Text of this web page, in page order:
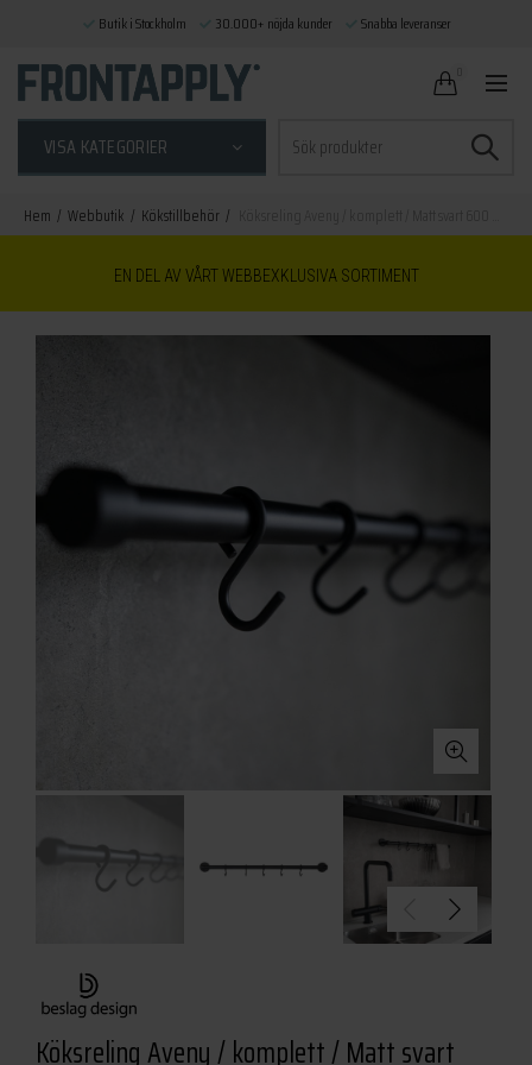
VISA KATEGORIER
efter:
Hem Webbutik Kökstillbehör
EN DEL AV VÅRT WEBBEXKLUSIVA SORTIMENT
Köksreling Aveny / komplett / Matt svart
Butik i Stockholm 30.000+ nöjda kunder Snabba leveranser